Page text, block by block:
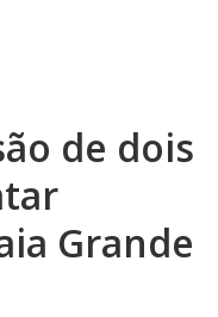
de dois
Grande